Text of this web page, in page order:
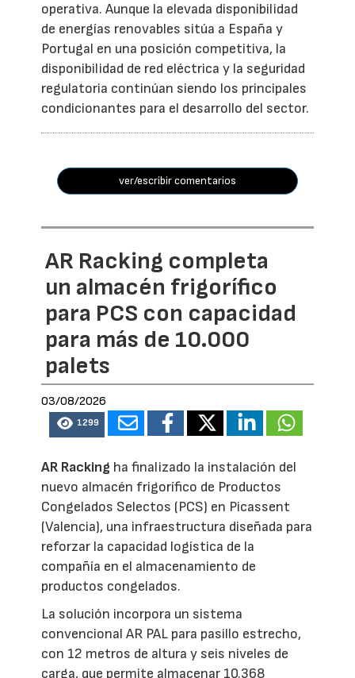
operativa. Aunque la elevada disponibilidad
de energías renovables sitúa a España y
Portugal en una posición competitiva, la
disponibilidad de red eléctrica y la seguridad
regulatoria continúan siendo los principales
condicionantes para el desarrollo del sector.
ver/escribir comentarios
AR Racking completa
un almacén frigorífico
para PCS con capacidad
para más de 10.000
palets
03/08/2026
1299
AR Racking ha finalizado la instalación del
nuevo almacén frigorífico de Productos
Congelados Selectos (PCS) en Picassent
(Valencia), una infraestructura diseñada para
reforzar la capacidad logística de la
compañía en el almacenamiento de
productos congelados.
La solución incorpora un sistema
convencional AR PAL para pasillo estrecho,
con 12 metros de altura y seis niveles de
carga, que permite almacenar 10.368